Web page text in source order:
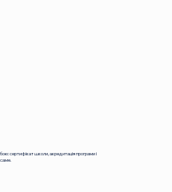
сертифікат школи, акредитація програми і